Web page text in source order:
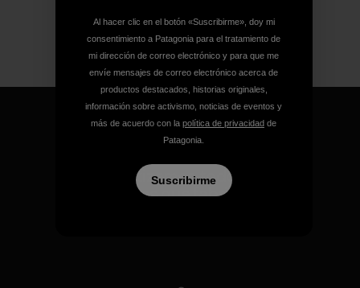
Garantizamos todos los
productos que fabricamos.
Al hacer clic en el botón «Suscribirme», doy mi
consentimiento a Patagonia para el tratamiento de
mi dirección de correo electrónico y para que me
envíe mensajes de correo electrónico acerca de
productos destacados, historias originales,
información sobre activismo, noticias de eventos y
más de acuerdo con la política de privacidad de
Patagonia.
Suscribirme